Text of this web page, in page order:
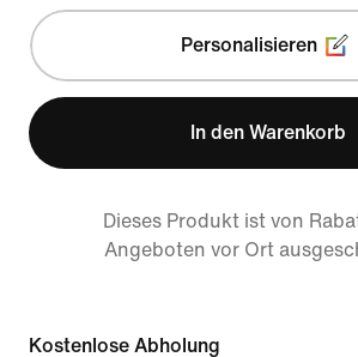
Personalisieren
In den Warenkorb
Dieses Produkt ist von
Angeboten vor Ort
Kostenlose Abholung